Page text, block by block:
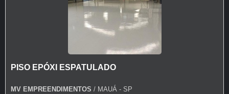
glass, entre outros aditivos para melhor desempenho do
piso como por exemplo as fibras sintéticas de
Polipropileno e/ou Vidro, que evitam fissuras devido
e pintura de Pisos Industriais, como Polimento,
Lapidação e Revestimentos de alto desempenho (Piso
PISO EPÓXI ESPATULADO
MV EMPREENDIMENTOS / MAUÁ - SP